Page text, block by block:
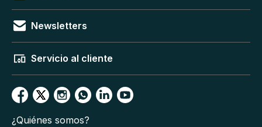
Newsletters
Servicio al cliente
¿Quiénes somos?